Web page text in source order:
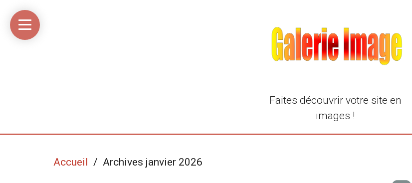
Accueil
Média
libre
Linkinaz
Katomi
compte
Twitter
@Ortegeek
compte
Flickr
Faites découvrir votre site en
images !
Accueil / Archives janvier 2026